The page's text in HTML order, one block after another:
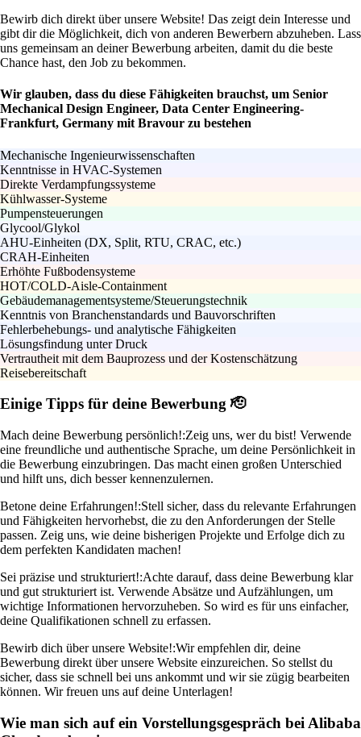
Bewirb dich direkt über unsere Website! Das zeigt dein Interesse und
gibt dir die Möglichkeit, dich von anderen Bewerbern abzuheben. Lass
uns gemeinsam an deiner Bewerbung arbeiten, damit du die beste
Chance hast, den Job zu bekommen.
Wir glauben, dass du diese Fähigkeiten brauchst, um Senior
Mechanical Design Engineer, Data Center Engineering-
Frankfurt, Germany mit Bravour zu bestehen
Mechanische Ingenieurwissenschaften
Kenntnisse in HVAC-Systemen
Direkte Verdampfungssysteme
Kühlwasser-Systeme
Pumpensteuerungen
Glycool/Glykol
AHU-Einheiten (DX, Split, RTU, CRAC, etc.)
CRAH-Einheiten
Erhöhte Fußbodensysteme
HOT/COLD-Aisle-Containment
Gebäudemanagementsysteme/Steuerungstechnik
Kenntnis von Branchenstandards und Bauvorschriften
Fehlerbehebungs- und analytische Fähigkeiten
Lösungsfindung unter Druck
Vertrautheit mit dem Bauprozess und der Kostenschätzung
Reisebereitschaft
Einige Tipps für deine Bewerbung 🫡
Mach deine Bewerbung persönlich!:Zeig uns, wer du bist! Verwende
eine freundliche und authentische Sprache, um deine Persönlichkeit in
die Bewerbung einzubringen. Das macht einen großen Unterschied
und hilft uns, dich besser kennenzulernen.
Betone deine Erfahrungen!:Stell sicher, dass du relevante Erfahrungen
und Fähigkeiten hervorhebst, die zu den Anforderungen der Stelle
passen. Zeig uns, wie deine bisherigen Projekte und Erfolge dich zu
dem perfekten Kandidaten machen!
Sei präzise und strukturiert!:Achte darauf, dass deine Bewerbung klar
und gut strukturiert ist. Verwende Absätze und Aufzählungen, um
wichtige Informationen hervorzuheben. So wird es für uns einfacher,
deine Qualifikationen schnell zu erfassen.
Bewirb dich über unsere Website!:Wir empfehlen dir, deine
Bewerbung direkt über unsere Website einzureichen. So stellst du
sicher, dass sie schnell bei uns ankommt und wir sie zügig bearbeiten
können. Wir freuen uns auf deine Unterlagen!
Wie man sich auf ein Vorstellungsgespräch bei Alibaba